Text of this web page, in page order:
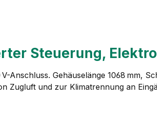
Steuerung,
Gehäuselänge 1068 mm,
Zugluft und zur Klimatrennung an